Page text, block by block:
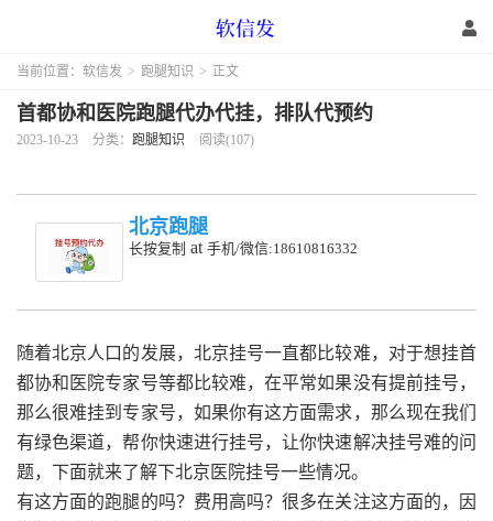
当前位置： 软信发 > 跑腿知识 > 正文
首都协和医院跑腿代办代挂，排队代预约
2023-10-23 分类： 跑腿知识 阅读(107)
北京跑腿
长按复制 at 手机/微信:18610816332
随着北京人口的发展，北京挂号一直都比较难，对于想挂首
都协和医院专家号等都比较难，在平常如果没有提前挂号，
那么很难挂到专家号，如果你有这方面需求，那么现在我们
有绿色渠道，帮你快速进行挂号，让你快速解决挂号难的问
题，下面就来了解下北京医院挂号一些情况。
有这方面的跑腿的吗？费用高吗？很多在关注这方面的，因